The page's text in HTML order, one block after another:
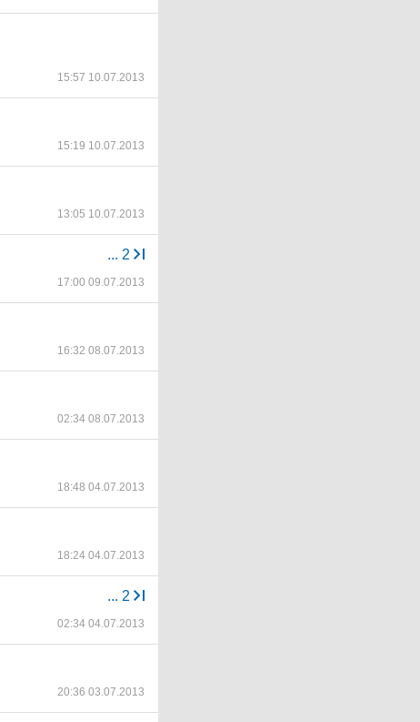
15:57 10.07.2013
15:19 10.07.2013
13:05 10.07.2013
... 2
17:00 09.07.2013
16:32 08.07.2013
02:34 08.07.2013
18:48 04.07.2013
18:24 04.07.2013
... 2
02:34 04.07.2013
20:36 03.07.2013